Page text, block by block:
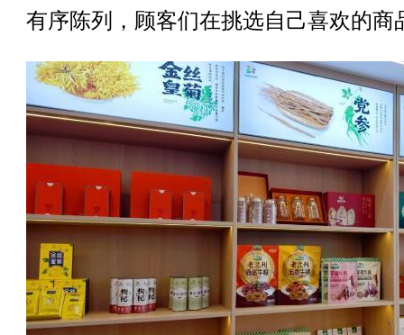
有序陈列，顾客们在挑选自己喜欢的商